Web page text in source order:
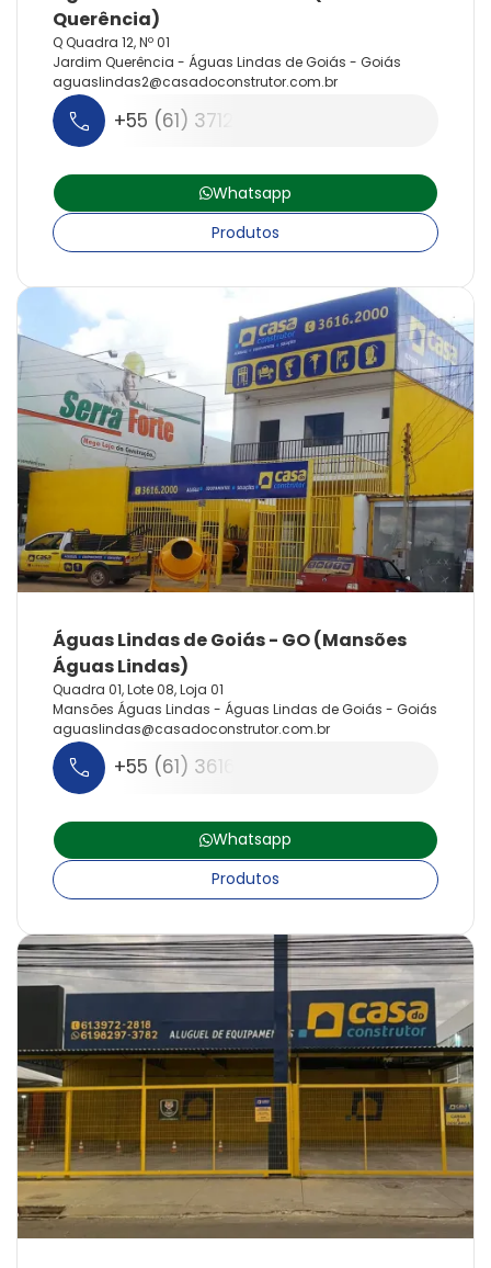
Q Quadra 12, Nº 01
Jardim Querência - Águas Lindas de Goiás - Goiás
aguaslindas2@casadoconstrutor.com.br
+55 (61) 3712-3030
Whatsapp
Produtos
Quadra 01, Lote 08, Loja 01
Mansões Águas Lindas - Águas Lindas de Goiás - Goiás
aguaslindas@casadoconstrutor.com.br
+55 (61) 3616-2000
Whatsapp
Produtos